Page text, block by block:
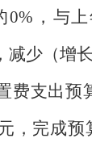
0%，与
减少（增
费支出预
，完成预